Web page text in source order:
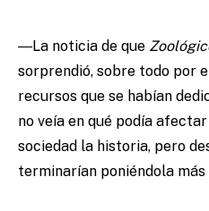
―La noticia de que
sorprendió, sobre todo por
recursos que se habían
no veía en qué podía
sociedad la historia, pero
terminarían poniéndola